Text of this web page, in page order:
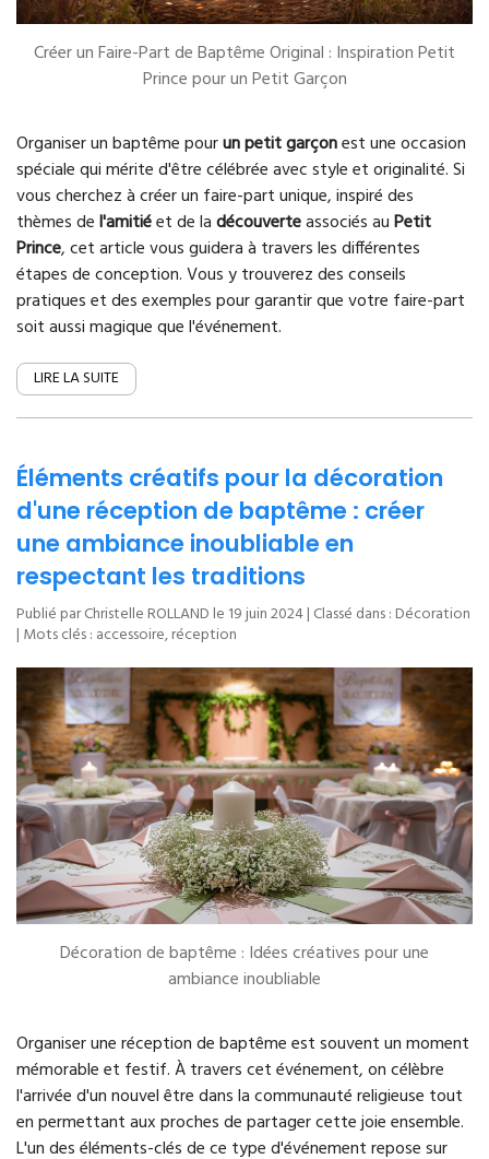
Créer un Faire-Part de Baptême Original : Inspiration Petit
Prince pour un Petit Garçon
Organiser un baptême pourun petit garçonest une occasion
spéciale qui mérite d'être célébrée avec style et originalité. Si
vous cherchez à créer un faire-part unique, inspiré des
thèmes del'amitiéet de ladécouverteassociés auPetit
Prince, cet article vous guidera à travers les différentes
étapes de conception. Vous y trouverez des conseils
pratiques et des exemples pour garantir que votre faire-part
soit aussi magique que l'événement.
LIRE LA SUITE
Éléments créatifs pour la décoration
d'une réception de baptême : créer
une ambiance inoubliable en
respectant les traditions
Publié par Christelle ROLLAND le 19 juin 2024| Classé dans : Décoration
| Mots clés : accessoire,réception
Décoration de baptême : Idées créatives pour une
ambiance inoubliable
Organiser une réception de baptême est souvent un moment
mémorable et festif. À travers cet événement, on célèbre
l'arrivée d'un nouvel être dans la communauté religieuse tout
en permettant aux proches de partager cette joie ensemble.
L'un des éléments-clés de ce type d'événement repose sur